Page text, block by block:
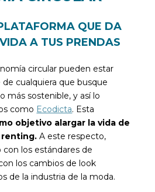
QUE DA
A TUS PRENDAS
circular pueden estar
cualquiera que busque
más sostenible, y así lo
como Ecodicta. Esta
objetivo alargar la vida de
renting. A este respecto,
los estándares de
los cambios de look
de la industria de la moda.